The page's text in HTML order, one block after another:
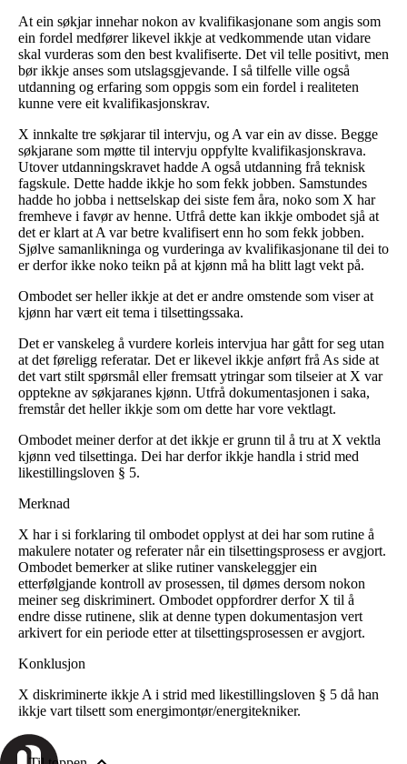
At ein søkjar innehar nokon av kvalifikasjonane som angis som
ein fordel medfører likevel ikkje at vedkommende utan vidare
skal vurderas som den best kvalifiserte. Det vil telle positivt, men
bør ikkje anses som utslagsgjevande. I så tilfelle ville også
utdanning og erfaring som oppgis som ein fordel i realiteten
kunne vere eit kvalifikasjonskrav.
X innkalte tre søkjarar til intervju, og A var ein av disse. Begge
søkjarane som møtte til intervju oppfylte kvalifikasjonskrava.
Utover utdanningskravet hadde A også utdanning frå teknisk
fagskule. Dette hadde ikkje ho som fekk jobben. Samstundes
hadde ho jobba i nettselskap dei siste fem åra, noko som X har
fremheve i favør av henne. Utfrå dette kan ikkje ombodet sjå at
det er klart at A var betre kvalifisert enn ho som fekk jobben.
Sjølve samanlikninga og vurderinga av kvalifikasjonane til dei to
er derfor ikke noko teikn på at kjønn må ha blitt lagt vekt på.
Ombodet ser heller ikkje at det er andre omstende som viser at
kjønn har vært eit tema i tilsettingssaka.
Det er vanskeleg å vurdere korleis intervjua har gått for seg utan
at det føreligg referatar. Det er likevel ikkje anført frå As side at
det vart stilt spørsmål eller fremsatt ytringar som tilseier at X var
opptekne av søkjaranes kjønn. Utfrå dokumentasjonen i saka,
fremstår det heller ikkje som om dette har vore vektlagt.
Ombodet meiner derfor at det ikkje er grunn til å tru at X vektla
kjønn ved tilsettinga. Dei har derfor ikkje handla i strid med
likestillingsloven § 5.
Merknad
X har i si forklaring til ombodet opplyst at dei har som rutine å
makulere notater og referater når ein tilsettingsprosess er avgjort.
Ombodet bemerker at slike rutiner vanskeleggjer ein
etterfølgjande kontroll av prosessen, til dømes dersom nokon
meiner seg diskriminert. Ombodet oppfordrer derfor X til å
endre disse rutinene, slik at denne typen dokumentasjon vert
arkivert for ein periode etter at tilsettingsprosessen er avgjort.
Konklusjon
X diskriminerte ikkje A i strid med likestillingsloven § 5 då han
ikkje vart tilsett som energimontør/energitekniker.